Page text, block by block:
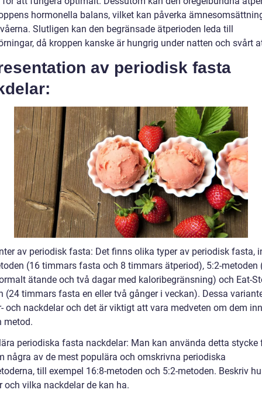
hormonella balans, vilket kan påverka
Slutligen kan den begränsade ätperioden leda till
då kroppen kanske är hungrig under natten och svårt
av periodisk fasta
av periodisk fasta: Det finns olika typer av periodisk fasta,
(16 timmars fasta och 8 timmars ätperiod), 5:2-metoden
ätande och två dagar med kaloribegränsning) och Eat-
(24 timmars fasta en eller två gånger i veckan). Dessa
och nackdelar och det är viktigt att vara medveten om dem
metod.
periodiska fasta nackdelar: Man kan använda detta stycke
några av de mest populära och omskrivna periodiska
till exempel 16:8-metoden och 5:2-metoden. Beskriv
och vilka nackdelar de kan ha.